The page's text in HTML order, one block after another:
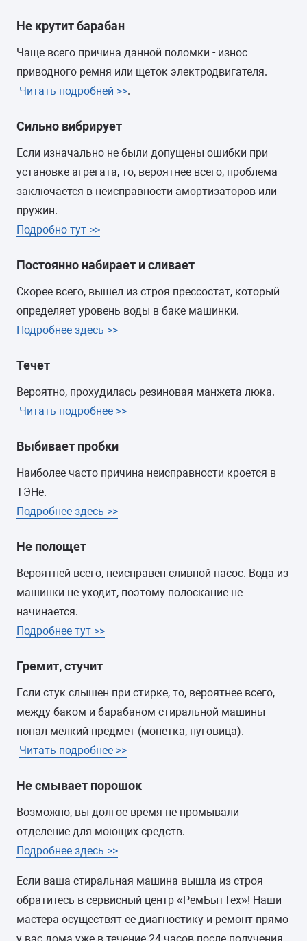
Не крутит барабан
Чаще всего причина данной поломки - износ
приводного ремня или щеток электродвигателя.
Читать подробней >>.
Сильно вибрирует
Если изначально не были допущены ошибки при
установке агрегата, то, вероятнее всего, проблема
заключается в неисправности амортизаторов или
пружин.
Подробно тут >>
Постоянно набирает и сливает
Скорее всего, вышел из строя прессостат, который
определяет уровень воды в баке машинки.
Подробнее здесь >>
Течет
Вероятно, прохудилась резиновая манжета люка.
Читать подробнее >>
Выбивает пробки
Наиболее часто причина неисправности кроется в
ТЭНе.
Подробнее здесь >>
Не полощет
Вероятней всего, неисправен сливной насос. Вода из
машинки не уходит, поэтому полоскание не
начинается.
Подробнее тут >>
Гремит, стучит
Если стук слышен при стирке, то, вероятнее всего,
между баком и барабаном стиральной машины
попал мелкий предмет (монетка, пуговица).
Читать подробнее >>
Не смывает порошок
Возможно, вы долгое время не промывали
отделение для моющих средств.
Подробнее здесь >>
Если ваша стиральная машина вышла из строя -
обратитесь в сервисный центр «РемБытТех»! Наши
мастера осуществят ее диагностику и ремонт прямо